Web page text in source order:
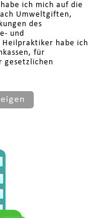
ich mich auf die
Umweltgiften,
des
und
Heilpraktiker habe ich
für
gesetzlichen